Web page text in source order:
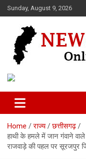
Skip
to
Sunday, August 9, 2026
News 36
Home राज्य
छत्तीसगढ़
हाथी के हमले में जान गंवाने वाले
राजवाड़े की पहल पर सूरजपुर